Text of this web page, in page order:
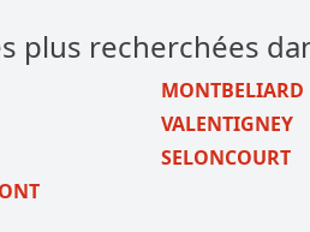
plus recherchées
MONTBELIARD
VALENTIGNEY
SELONCOURT